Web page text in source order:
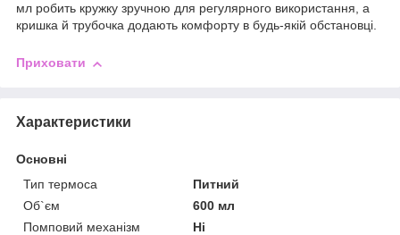
мл робить кружку зручною для регулярного використання, а
кришка й трубочка додають комфорту в будь-якій обстановці.
Приховати
Характеристики
Основні
Тип термоса
Питний
Об`єм
600 мл
Помповий механізм
Ні